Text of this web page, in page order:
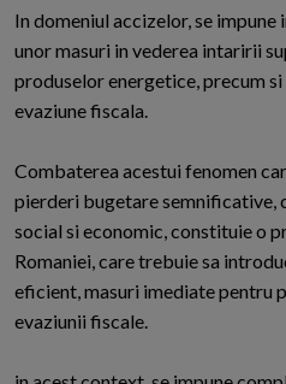
In domeniul accizelor, se
unor masuri in vederea intaririi
produselor energetice, precum
evaziune fiscala.
Combaterea acestui fenomen
pierderi bugetare semnificative,
social si economic, constituie o
Romaniei, care trebuie sa
eficient, masuri imediate pentru
evaziunii fiscale.